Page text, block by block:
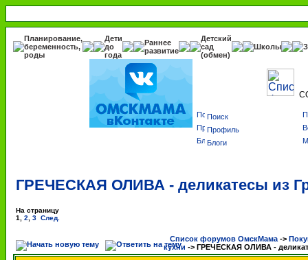
Планирование,
беременность,
роды
Дети
до
года
Раннее
развитие
Детский
сад
(обмен)
Школы
Поиск
Профиль
Блоги
ГРЕЧЕСКАЯ ОЛИВА - деликатесы из
На страницу
1
2 3 След.
Список форумов ОмскМама ->
кухни -> ГРЕЧЕСКАЯ ОЛИВА -